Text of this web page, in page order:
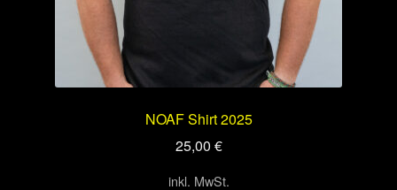
NOAF Shirt 2025
25,00 €
inkl. MwSt.